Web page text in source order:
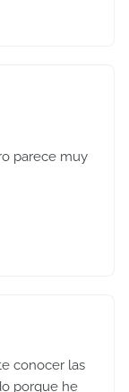
parece muy
conocer las
porque he